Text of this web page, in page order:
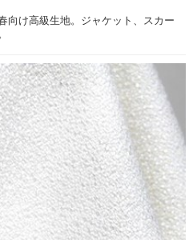
向け高級生地。ジャケット、スカー